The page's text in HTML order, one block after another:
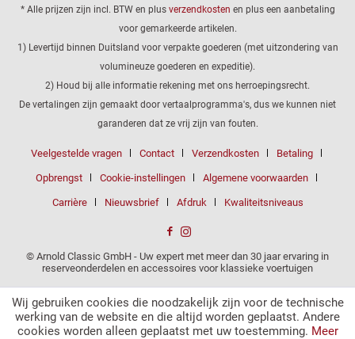
* Alle prijzen zijn incl. BTW en plus verzendkosten en plus een aanbetaling
voor gemarkeerde artikelen.
1) Levertijd binnen Duitsland voor verpakte goederen (met uitzondering van
volumineuze goederen en expeditie).
2) Houd bij alle informatie rekening met ons herroepingsrecht.
De vertalingen zijn gemaakt door vertaalprogramma's, dus we kunnen niet
garanderen dat ze vrij zijn van fouten.
Veelgestelde vragen Contact Verzendkosten Betaling
Opbrengst Cookie-instellingen Algemene voorwaarden
Carrière Nieuwsbrief Afdruk Kwaliteitsniveaus
© Arnold Classic GmbH - Uw expert met meer dan 30 jaar ervaring in
reserveonderdelen en accessoires voor klassieke voertuigen
Wij gebruiken cookies die noodzakelijk zijn voor de technische
werking van de website en die altijd worden geplaatst. Andere
cookies worden alleen geplaatst met uw toestemming. Meer